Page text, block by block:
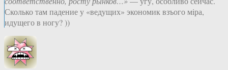
Сколько там падение у «ведущих» экономик взъого мiра,
идущего в ногу? ))